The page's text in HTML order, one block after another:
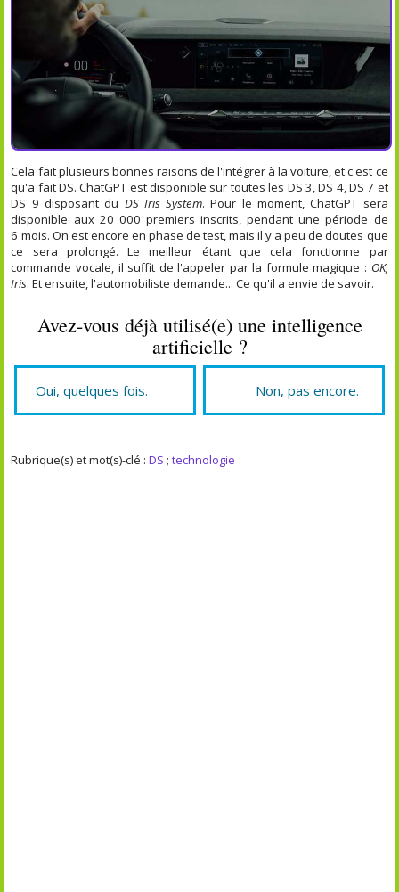
Cela fait plusieurs bonnes raisons de l'intégrer à la voiture, et c'est ce
qu'a fait DS. ChatGPT est disponible sur toutes les DS 3, DS 4, DS 7 et
DS 9 disposant du DS Iris System. Pour le moment, ChatGPT sera
disponible aux 20 000 premiers inscrits, pendant une période de
6 mois. On est encore en phase de test, mais il y a peu de doutes que
ce sera prolongé. Le meilleur étant que cela fonctionne par
commande vocale, il suffit de l'appeler par la formule magique : OK,
Iris. Et ensuite, l'automobiliste demande... Ce qu'il a envie de savoir.
Avez-vous déjà utilisé(e) une intelligence
artificielle ?
Oui, quelques fois. Non, pas encore.
Rubrique(s) et mot(s)-clé :DS ;technologie